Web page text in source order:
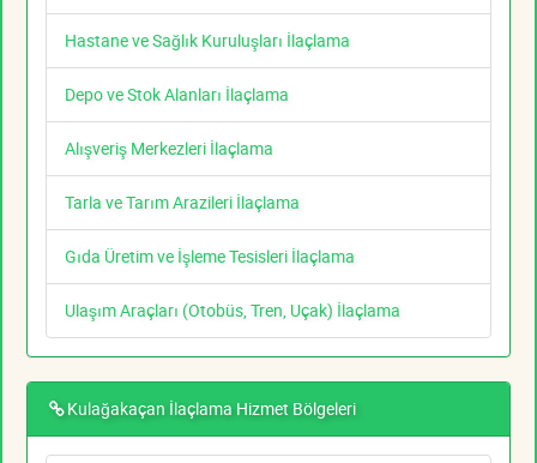
Hastane ve Sağlık Kuruluşları İlaçlama
Depo ve Stok Alanları İlaçlama
Alışveriş Merkezleri İlaçlama
Tarla ve Tarım Arazileri İlaçlama
Gıda Üretim ve İşleme Tesisleri İlaçlama
Ulaşım Araçları (Otobüs, Tren, Uçak) İlaçlama
Kulağakaçan İlaçlama Hizmet Bölgeleri